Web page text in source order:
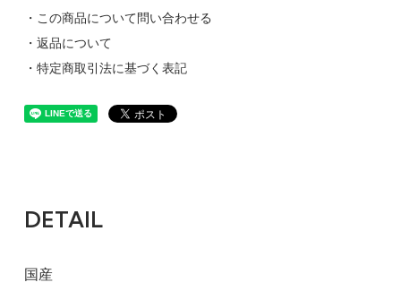
・この商品について問い合わせる
・返品について
・特定商取引法に基づく表記
DETAIL
国産